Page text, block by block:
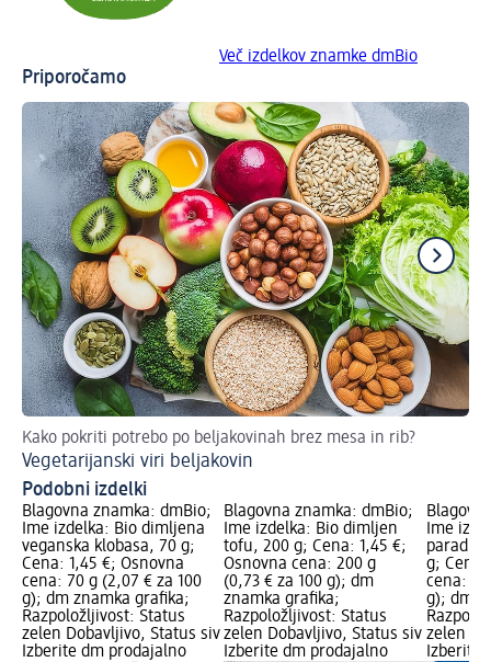
Več izdelkov znamke dmBio
Priporočamo
Kako pokriti potrebo po beljakovinah brez mesa in rib?
Vegetarijanski viri beljakovin
Podobni izdelki
Blagovna znamka: dmBio;
Ime izdelka: Bio dimljena
veganska klobasa, 70 g;
Cena: 1,45 €; Osnovna
cena: 70 g (2,07 € za 100
g); dm znamka grafika;
Razpoložljivost: Status
zelen Dobavljivo, Status siv
Izberite dm prodajalno
Blagovna znamka: dmBio;
Ime izdelka: Bio dimljen
tofu, 200 g; Cena: 1,45 €;
Osnovna cena: 200 g
(0,73 € za 100 g); dm
znamka grafika;
Razpoložljivost: Status
zelen Dobavljivo, Status siv
Izberite dm prodajalno
Ime
g; Cena:
cena:
g); dm
zelen
Izberite